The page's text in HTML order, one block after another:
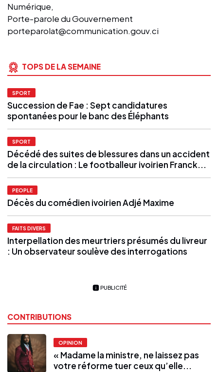
Numérique,
Porte-parole du Gouvernement
porteparolat@communication.gouv.ci
TOPS DE LA SEMAINE
SPORT
Succession de Fae : Sept candidatures
spontanées pour le banc des Éléphants
SPORT
Décédé des suites de blessures dans un accident
de la circulation : Le footballeur ivoirien Franck...
PEOPLE
Décès du comédien ivoirien Adjé Maxime
FAITS DIVERS
Interpellation des meurtriers présumés du livreur
: Un observateur soulève des interrogations
PUBLICITÉ
CONTRIBUTIONS
OPINION
« Madame la ministre, ne laissez pas
votre réforme tuer ceux qu’elle...